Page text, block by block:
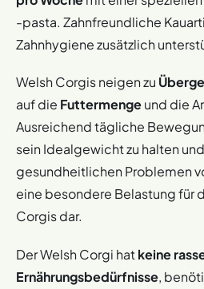
-pasta. Zahnfreundliche
Zahnhygiene zusätzlich
Welsh Corgis neigen zu
auf die Futtermengeund die
Ausreichend tägliche
sein Idealgewicht zu halten
gesundheitlichen Problemen
eine besondere Belastung für
Corgis dar.
Der Welsh Corgi hatkeine
Ernährungsbedürfnisse,